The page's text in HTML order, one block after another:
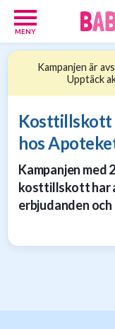
MENY
Kampanjen är
Upptäck
Kosttillskott
hos
Kampanjen med
kosttillskott har
erbjudanden
Föräldrar
Erbjudanden
36
Presenttips
15
Personliga
gåvor
6
21